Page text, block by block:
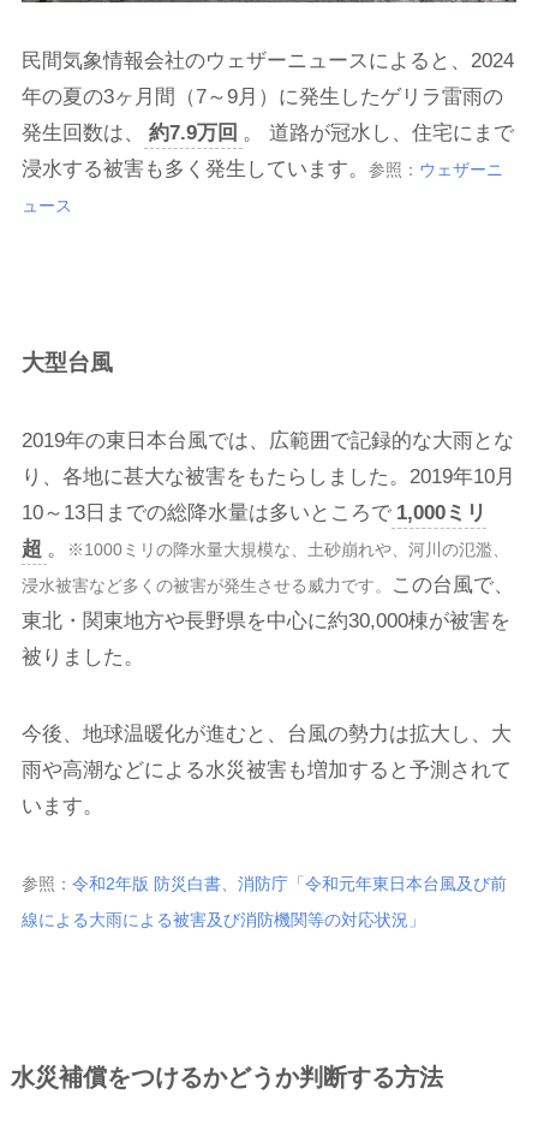
民間気象情報会社のウェザーニュースによると、2024
年の夏の3ヶ月間（7～9月）に発生したゲリラ雷雨の
発生回数は、
約7.9万回 。 道路が冠水し、住宅にまで
浸水する被害も多く発生しています。
参照： ウェザーニ
ュース
大型台風
2019年の東日本台風では、広範囲で記録的な大雨とな
り、各地に甚大な被害をもたらしました。2019年10月
10～13日までの総降水量は多いところで 1,000ミリ
超 。
※1000ミリの降水量大規模な、土砂崩れや、河川の氾濫、
浸水被害など多くの被害が発生させる威力です。
この台風で、
東北・関東地方や長野県を中心に約30,000棟が被害を
被りました。
今後、地球温暖化が進むと、台風の勢力は拡大し、大
雨や高潮などによる水災被害も増加すると予測されて
います。
参照： 令和2年版 防災白書、 消防庁「令和元年東日本台風及び前
線による大雨による被害及び消防機関等の対応状況」
水災補償をつけるかどうか判断する方法